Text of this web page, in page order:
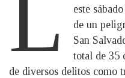
L
este
de un
San
total de 35
de diversos delitos como